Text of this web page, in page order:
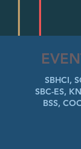
SBHCI,
SBC-ES,
BSS,